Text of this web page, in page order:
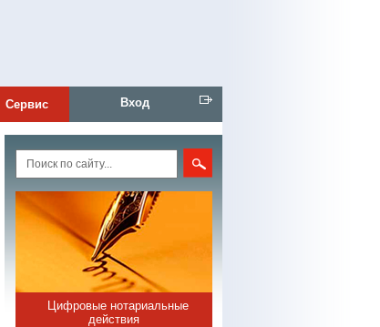
Сервис Вход
Цифровые нотариальные
действия